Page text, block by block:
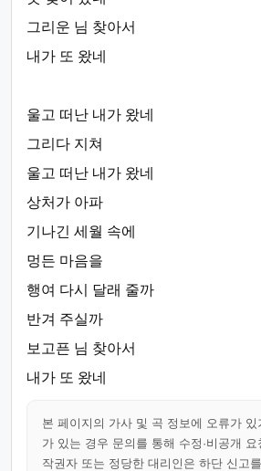
그리운 님 찾아서
내가 또 왔네
울고 떠난 내가 왔네
그리다 지쳐
울고 떠난 내가 왔네
상처가 아파
기나긴 세월 속에
멍든 마음을
행여 다시 달래 줄까
반겨 주실까
보고픈 님 찾아서
내가 또 왔네
본 페이지의 가사 및 곡 정보에 오류가 있
가 있는 경우 문의를 통해 수정·비공개
작권자 또는 정당한 대리인은 하단 신고